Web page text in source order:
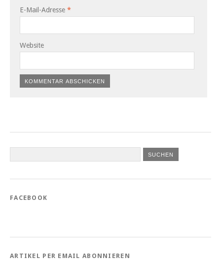
E-Mail-Adresse *
Website
FACEBOOK
ARTIKEL PER EMAIL ABONNIEREN